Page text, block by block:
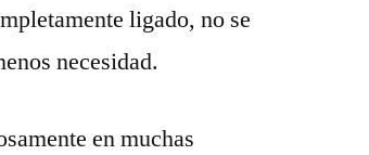
ligado, no se
necesidad.
en muchas